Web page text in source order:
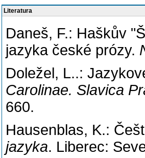
Literatura
Daneš, F.: Haškův
jazyka české prózy.
Doležel, L..:
Carolinae. Slavica
660.
Hausenblas, K.:
jazyka. Liberec: